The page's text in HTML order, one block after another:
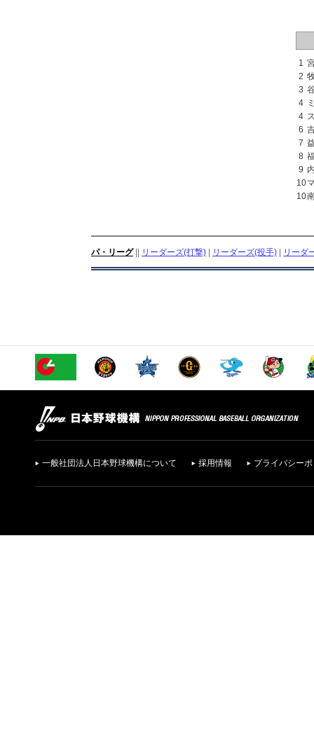
1
2
3
4
4
6
7
8
9
10
10
パ・リーグ|| リーダーズ(打撃) リーダーズ(投手) リーダ
一般社団法人日本野球機構について 採用情報 プライバシー